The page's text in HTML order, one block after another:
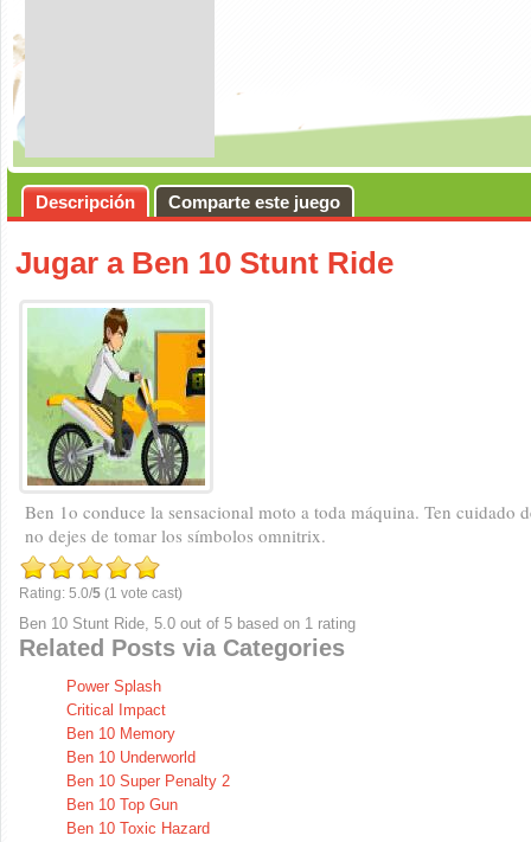
Descripción Comparte este juego
Jugar a Ben 10 Stunt Ride
Ben 1o conduce la sensacional moto a toda máquina. Ten cuidado
no dejes de tomar los símbolos omnitrix.
Rating: 5.0/5 (1 vote cast)
Ben 10 Stunt Ride, 5.0 out of 5 based on 1 rating
Related Posts via Categories
Power Splash
Critical Impact
Ben 10 Memory
Ben 10 Underworld
Ben 10 Super Penalty 2
Ben 10 Top Gun
Ben 10 Toxic Hazard